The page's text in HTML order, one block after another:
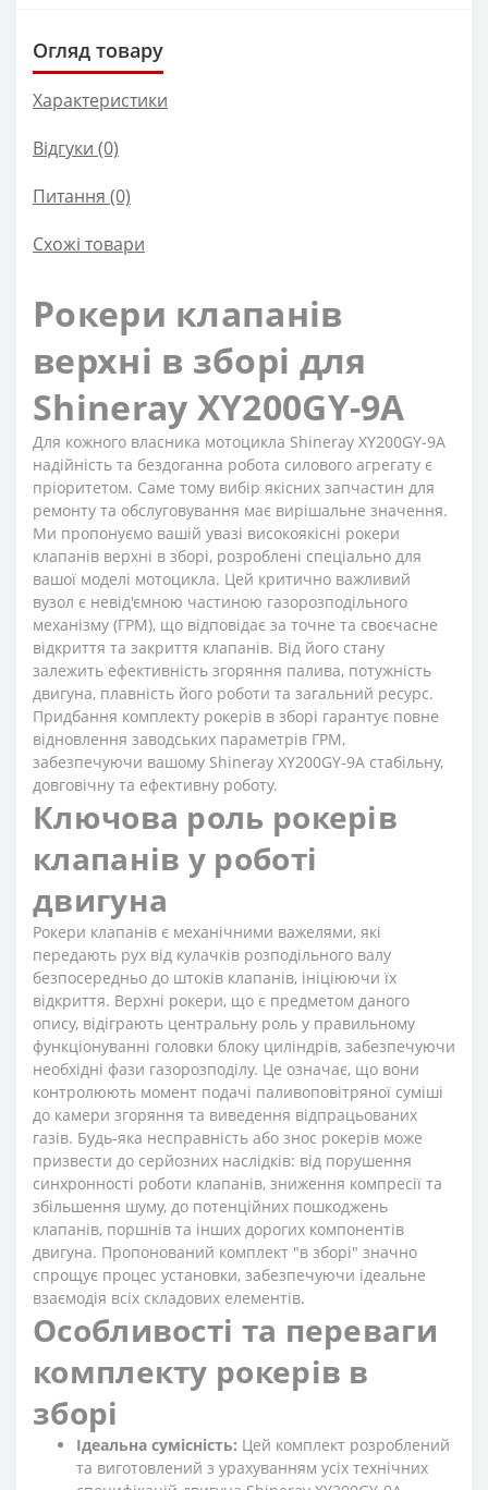
Огляд товару
Характеристики
Відгуки (0)
Питання (0)
Схожі товари
Рокери клапанів
верхні в зборі для
Shineray XY200GY-9A
Для кожного власника мотоцикла Shineray XY200GY-9A
надійність та бездоганна робота силового агрегату є
пріоритетом. Саме тому вибір якісних запчастин для
ремонту та обслуговування має вирішальне значення.
Ми пропонуємо вашій увазі високоякісні рокери
клапанів верхні в зборі, розроблені спеціально для
вашої моделі мотоцикла. Цей критично важливий
вузол є невід'ємною частиною газорозподільного
механізму (ГРМ), що відповідає за точне та своєчасне
відкриття та закриття клапанів. Від його стану
залежить ефективність згоряння палива, потужність
двигуна, плавність його роботи та загальний ресурс.
Придбання комплекту рокерів в зборі гарантує повне
відновлення заводських параметрів ГРМ,
забезпечуючи вашому Shineray XY200GY-9A стабільну,
довговічну та ефективну роботу.
Ключова роль рокерів
клапанів у роботі
двигуна
Рокери клапанів є механічними важелями, які
передають рух від кулачків розподільного валу
безпосередньо до штоків клапанів, ініціюючи їх
відкриття. Верхні рокери, що є предметом даного
опису, відіграють центральну роль у правильному
функціонуванні головки блоку циліндрів, забезпечуючи
необхідні фази газорозподілу. Це означає, що вони
контролюють момент подачі паливоповітряної суміші
до камери згоряння та виведення відпрацьованих
газів. Будь-яка несправність або знос рокерів може
призвести до серйозних наслідків: від порушення
синхронності роботи клапанів, зниження компресії та
збільшення шуму, до потенційних пошкоджень
клапанів, поршнів та інших дорогих компонентів
двигуна. Пропонований комплект "в зборі" значно
спрощує процес установки, забезпечуючи ідеальне
взаємодія всіх складових елементів.
Особливості та переваги
комплекту рокерів в
зборі
Ідеальна сумісність: Цей комплект розроблений
та виготовлений з урахуванням усіх технічних